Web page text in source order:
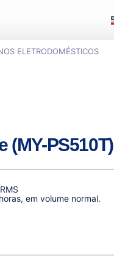
ELETRODOMÉSTICOS
(MY-PS510T)
em volume normal.